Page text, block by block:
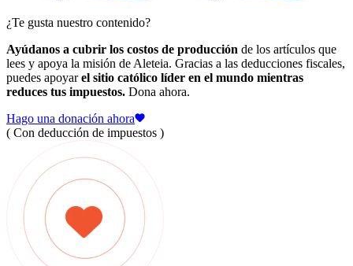
¿Te gusta nuestro contenido?
Ayúdanos a cubrir los costos de producción de los artículos que
lees y apoya la misión de Aleteia. Gracias a las deducciones fiscales,
puedes apoyarel sitio católico líder en el mundo mientras
reduces tus impuestos. Dona ahora.
Hago una donación ahora
( Con deducción de impuestos )